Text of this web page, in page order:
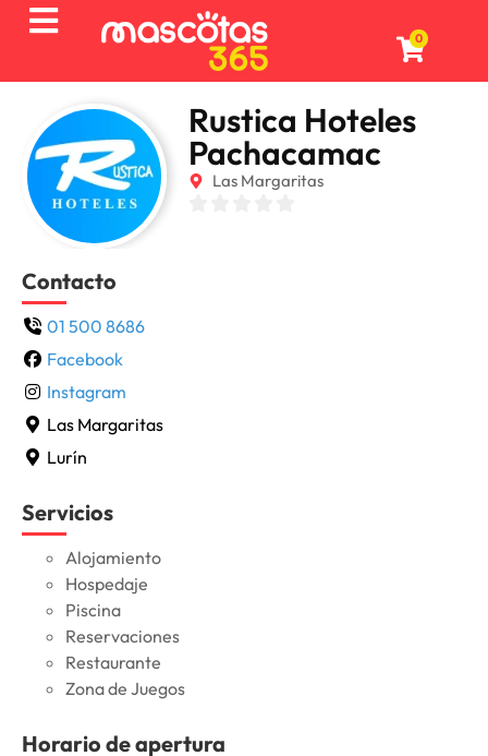
0
Rustica Hoteles
Pachacamac
Las Margaritas
Contacto
01 500 8686
Facebook
Instagram
Las Margaritas
Lurín
Servicios
Alojamiento
Hospedaje
Piscina
Reservaciones
Restaurante
Zona de Juegos
Horario de apertura